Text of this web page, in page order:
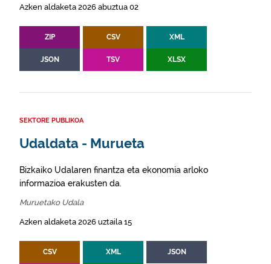
Azken aldaketa 2026 abuztua 02
ZIP CSV XML
JSON TSV XLSX
SEKTORE PUBLIKOA
Udaldata - Murueta
Bizkaiko Udalaren finantza eta ekonomia arloko
informazioa erakusten da.
Muruetako Udala
Azken aldaketa 2026 uztaila 15
CSV XML JSON